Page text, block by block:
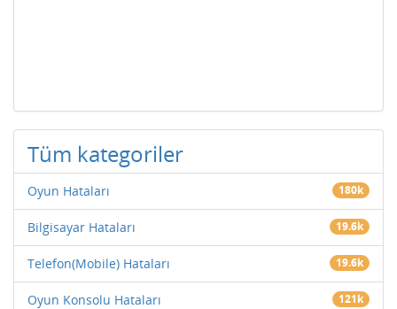
Tüm kategoriler
Oyun Hataları 180k
Bilgisayar Hataları 19.6k
Telefon(Mobile) Hataları 19.6k
Oyun Konsolu Hataları 121k